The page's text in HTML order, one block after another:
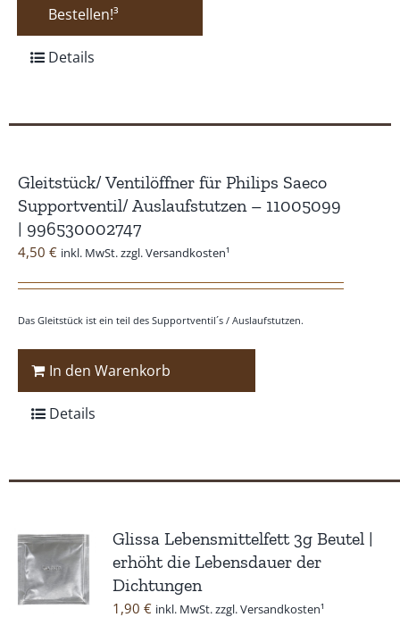
Bestellen!³
Details
Gleitstück/ Ventilöffner für Philips Saeco
Supportventil/ Auslaufstutzen – 11005099
| 996530002747
4,50 € inkl. MwSt. zzgl. Versandkosten¹
Das Gleitstück ist ein teil des Supportventil´s / Auslaufstutzen.
In den Warenkorb
Details
Glissa Lebensmittelfett 3g Beutel |
erhöht die Lebensdauer der
Dichtungen
1,90 € inkl. MwSt. zzgl. Versandkosten¹